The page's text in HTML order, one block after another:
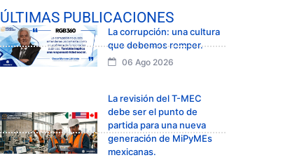
ÚLTIMAS PUBLICACIONES
La corrupción: una cultura
que debemos romper.
06 Ago 2026
La revisión del T-MEC
debe ser el punto de
partida para una nueva
generación de MiPyMEs
mexicanas.